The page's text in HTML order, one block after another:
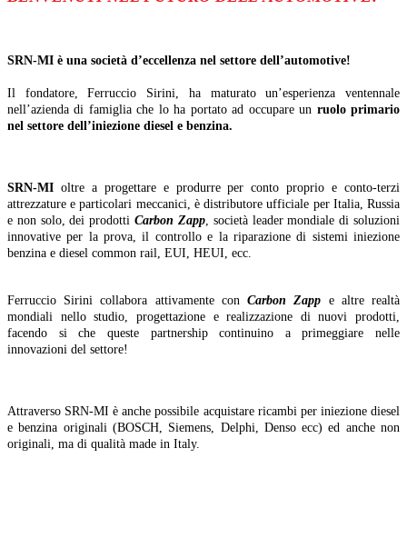
SRN-MI è una società d’eccellenza nel settore dell’automotive!
Il fondatore, Ferruccio Sirini, ha maturato un’esperienza ventennale
nell’azienda di famiglia che lo ha portato ad occupare un ruolo primario
nel settore dell’iniezione diesel e benzina.
SRN-MI oltre a progettare e produrre per conto proprio e conto-terzi
attrezzature e particolari meccanici, è distributore ufficiale per Italia, Russia
e non solo, dei prodottiCarbon Zapp, società leader mondiale di soluzioni
innovative per la prova, il controllo e la riparazione di sistemi iniezione
benzina e diesel common rail, EUI, HEUI, ecc.
Ferruccio Sirini collabora attivamente conCarbon Zapp e altre realtà
mondiali nello studio, progettazione e realizzazione di nuovi prodotti,
facendo si che queste partnership continuino a primeggiare nelle
innovazioni del settore!
Attraverso SRN-MI è anche possibile acquistare ricambi per iniezione diesel
e benzina originali (BOSCH, Siemens, Delphi, Denso ecc) ed anche non
originali, ma di qualità made in Italy.